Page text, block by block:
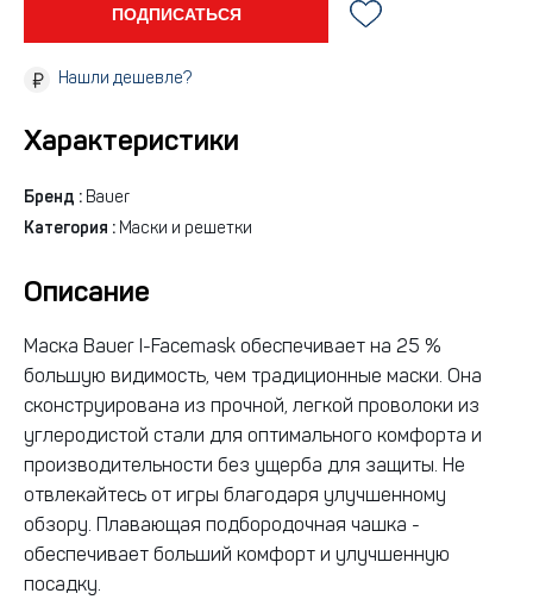
ПОДПИСАТЬСЯ
Нашли дешевле?
Характеристики
Бренд : Bauer
Категория : Маски и решетки
Описание
Маска Bauer I-Facemask обеспечивает на 25 %
большую видимость, чем традиционные маски. Она
сконструирована из прочной, легкой проволоки из
углеродистой стали для оптимального комфорта и
производительности без ущерба для защиты. Не
отвлекайтесь от игры благодаря улучшенному
обзору. Плавающая подбородочная чашка -
обеспечивает больший комфорт и улучшенную
посадку.